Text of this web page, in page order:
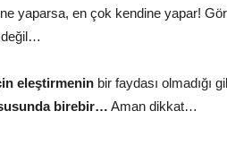
yaparsa, en çok kendine yapar!
eleştirmenin bir faydası olmadığı
birebir… Aman dikkat…